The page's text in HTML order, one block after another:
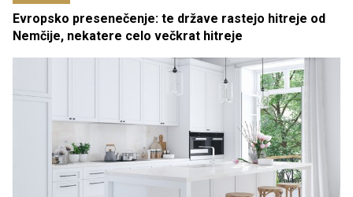
Evropsko presenečenje: te države rastejo hitreje od
Nemčije, nekatere celo večkrat hitreje